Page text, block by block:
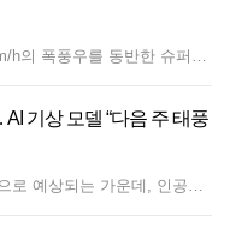
미국 5등급 허리케인에 맞먹는 시속 270km/h의 폭풍우를 동반한 슈퍼태풍 '돌핀(Dolphin)'이 태평양 수역에서 급격히 세력을 확장하며 역대 최강급 태풍으로 발달하고 있다. 홍콩 천문대(HKO)의 기상 예측 블록에 따르면, 수치 예보 모델과 인공지능(AI) 기상 예측 모델 모두 태풍 돌핀이 매우 높은 수온과 약한 상층 기류 분산 등 유리한 환경 조건 속에서 세력을 더욱 키울 것으로 예상했다. 이에 따라 1961년 슈퍼태풍 '낸시(Nancy)'와 1979년 '팁(Tip)'이 기록했던 최대 풍속 305km/h 수준에 도달하거나 이를 뛰어넘을 가능성도 제기되고 있다. 천문대는 컴퓨터 모델의 초기 예측 결과에는 일정한 오차가 존재하며 예보 기간이 길어질수록 불확실성이 커진다고 지적했다. 태풍 돌핀의 최종 세력은 태풍의 구조가 잘 유지되는지, 그리고 건조한 공기의 침투나 눈벽 교체 주기와 같은 방해 요인을 만나는지 여부에 따라 결정될 전망이다. 기상예보관들은 위성 및 레이더 관측 데이터와 함께 기존 전통 모델 및 AI 모델을 종합적으로 활용해 태풍의 이동 경로와 세력을 지속적으로 감시하고 있다. 태풍 이름인 '돌핀'은 홍콩이 제출한 명칭으로, 홍콩 수역에 서식하는 마스코트이자 보호종인 Chinese white dolphin에서 유래했다.
기상 모델 “다음 주 태풍
홍콩에 앞으로 9일 연속으로 비가 내릴 것으로 예상되는 가운데, 인공지능(AI) 기상 예측 모델들은 다음 주에 이 지역을 중심으로 최대 4개의 열대저기압(태풍)이 발달할 수 있다고 전망했다. 홍콩 천문대는 향후 며칠 동안 광둥성 연안과 남중국해 북부에 저기압 구거가 형성되어 비와 뇌우를 가져올 것이라고 밝혔다. 주말과 다음 주 초에는 상공의 기압골 불안정이 접근하면서 기상 조건이 더욱 악화할 것으로 예상된다. 강한 뇌우를 동반한 장대비가 내릴 수 있으며, 저기압 구거 내에서 저기압 영역이 발달할 가능성도 있다. AI 기상 예측 모델인 펑우(FengWu, 鳳梧)는 다음 주 중반에서 후반 사이 남중국해 북부, 오키나와, 호카이도, 괌 인근에서 총 4개의 열대저기압 시스템이 발생할 수 있다고 예측했다. 일부 시뮬레이션 결과에 따르면, 남중국해에서 발달하는 시스템은 8월 5일경 형성된 뒤 북서쪽으로 이동해 8월 9일경 홍콩에 가장 가까이 접근할 것으로 보인다. 또 다른 AI 모델인 판구(Pangu, 盤古) 역시 해당 기압계가 8월 9일경 홍콩에 가장 근접할 것으로 예상했다. 반면 유럽중기예보센터(ECMWF)의 AIFS 모델은 이보다 느린 속도로 이동하여 8월 12일경 홍콩에 접근할 가능성을 제시했다. 다만 이러한 장기 기상 예측은 불확실성이 매우 높으며, 기압계의 발달 양상에 따라 향후 예측이 크게 달라질 수 있다. 천문대의 9일 예보에 따르면 목요일부터 8월 7일까지 매일 비가 내릴 것으로 보인다. 특히 일요일에는 강한 뇌우와 함께 폭우가 내릴 확률이 매우 높을 것으로 전망된다.